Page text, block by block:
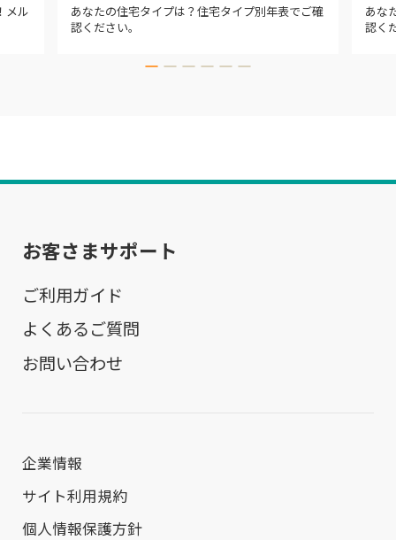
メル
あなたの住宅タイプは？住宅タイプ別年表でご確
認ください。
あな
認く
お客さまサポート
ご利用ガイド
よくあるご質問
お問い合わせ
企業情報
サイト利用規約
個人情報保護方針